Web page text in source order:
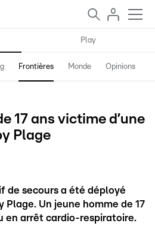
Play
Frontières Monde Opinions
17 ans victime d’une
Plage
de secours a été déployé
Plage. Un jeune homme de 17
en arrêt cardio-respiratoire.